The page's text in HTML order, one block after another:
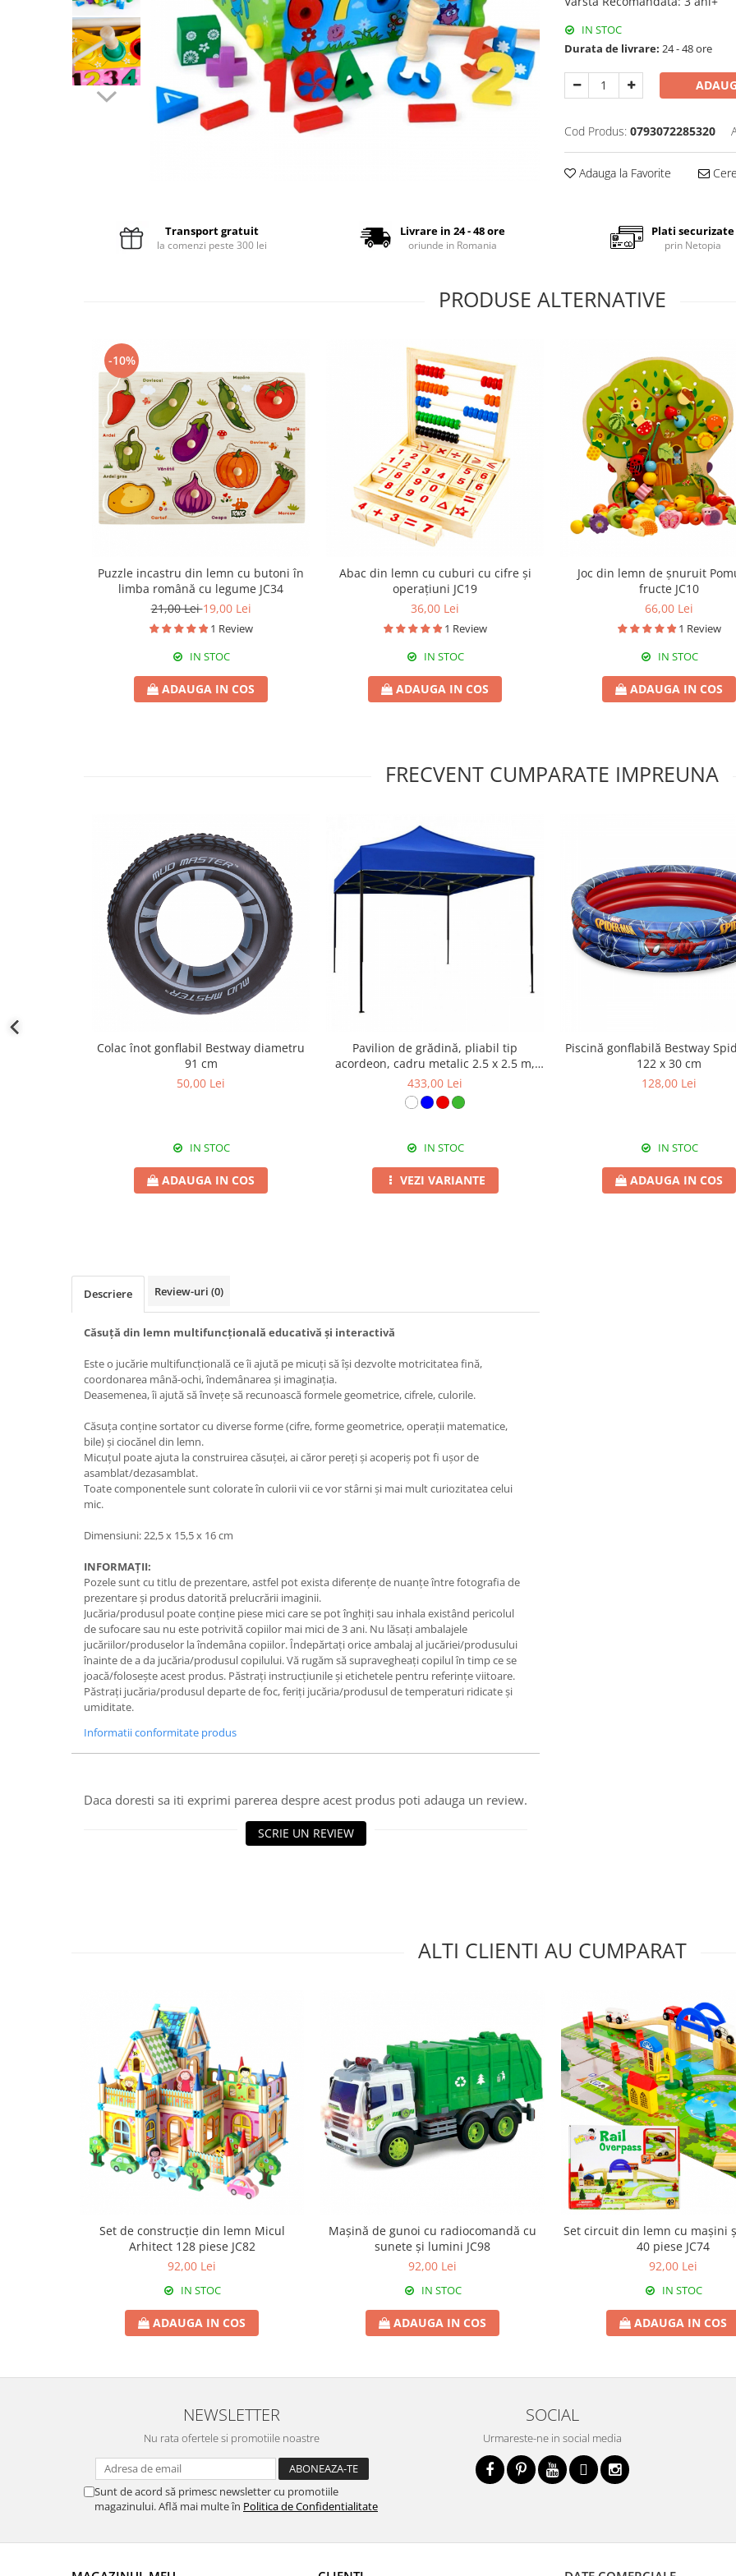
Pilote cu blăniță
IN STOC
Durata de livrare: 24 - 48 ore
Cod Produs: 0793072285320
Adauga la Favorite
Transport gratuit
la comenzi peste 300 lei
Livrare in 24 - 48 ore
oriunde in Romania
Plati securizate
prin Netopia
PRODUSE ALTERNATIVE
-10%
Puzzle incastru din lemn cu butoni în
limba română cu legume JC34
21,00 Lei19,00 Lei
1 Review
IN STOC
ADAUGA IN COS
Abac din lemn cu cuburi cu cifre și
operațiuni JC19
36,00 Lei
1 Review
IN STOC
ADAUGA IN COS
Joc din lemn de șnuruit
fructe JC10
66,00 Lei
1 Review
IN STOC
ADAUGA IN COS
FRECVENT CUMPARATE IMPREUNA
Colac înot gonflabil Bestway diametru
91 cm
50,00 Lei
IN STOC
ADAUGA IN COS
Pavilion de grădină, pliabil tip
acordeon, cadru metalic 2.5 x 2.5 m,
albastru, PV06
433,00 Lei
IN STOC
VEZI VARIANTE
Piscină gonflabilă Bestway
122 x 30 cm
128,00 Lei
IN STOC
ADAUGA IN COS
Descriere Review-uri (0)
Căsuță din lemn multifuncțională educativă și interactivă
Este o jucărie multifuncţională ce îi ajută pe micuţi să îşi dezvolte motricitatea fină,
coordonarea mână-ochi, îndemânarea şi imaginaţia.
Deasemenea, îi ajută să înveţe să recunoască formele geometrice, cifrele, culorile.
Căsuţa conţine sortator cu diverse forme (cifre, forme geometrice, operaţii matematice,
bile) şi ciocănel din lemn.
Micuţul poate ajuta la construirea căsuţei, ai căror pereţi şi acoperiş pot fi uşor de
asamblat/dezasamblat.
Toate componentele sunt colorate în culorii vii ce vor stârni şi mai mult curiozitatea celui
mic.
Dimensiuni: 22,5 x 15,5 x 16 cm
INFORMAȚII:
Pozele sunt cu titlu de prezentare, astfel pot exista diferențe de nuanțe între fotografia de
prezentare și produs datorită prelucrării imaginii.
Jucăria/produsul poate conține piese mici care se pot înghiți sau inhala existând pericolul
de sufocare sau nu este potrivită copiilor mai mici de 3 ani. Nu lăsați ambalajele
jucăriilor/produselor la îndemâna copiilor. Îndepărtați orice ambalaj al jucăriei/produsului
înainte de a da jucăria/produsul copilului. Vă rugăm să supravegheați copilul în timp ce se
joacă/folosește acest produs. Păstrați instrucțiunile și etichetele pentru referințe viitoare.
Păstrați jucăria/produsul departe de foc, feriți jucăria/produsul de temperaturi ridicate și
umiditate.
Informatii conformitate produs
Daca doresti sa iti exprimi parerea despre acest produs poti adauga un review.
SCRIE UN REVIEW
ALTI CLIENTI AU CUMPARAT
Set de construcție din lemn Micul
Arhitect 128 piese JC82
92,00 Lei
IN STOC
ADAUGA IN COS
Mașină de gunoi cu radiocomandă cu
sunete și lumini JC98
92,00 Lei
IN STOC
ADAUGA IN COS
Set circuit din lemn cu mașini
40 piese JC74
92,00 Lei
IN STOC
ADAUGA IN COS
NEWSLETTER
Nu rata ofertele si promotiile noastre
Sunt de acord să primesc newsletter cu promotiile
magazinului. Află mai multe în Politica de Confidentialitate
SOCIAL
Urmareste-ne in social media